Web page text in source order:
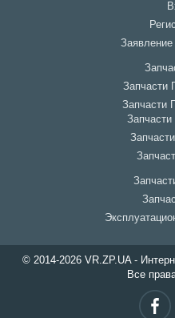
Запчасти
Запчасти
© 2014-2026 VR.ZP.UA -
Все